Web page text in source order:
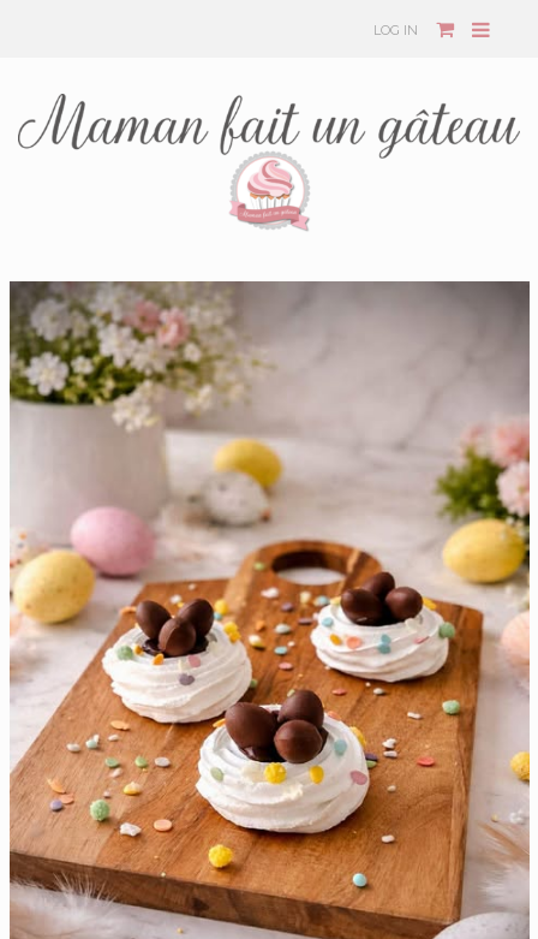
LOG IN